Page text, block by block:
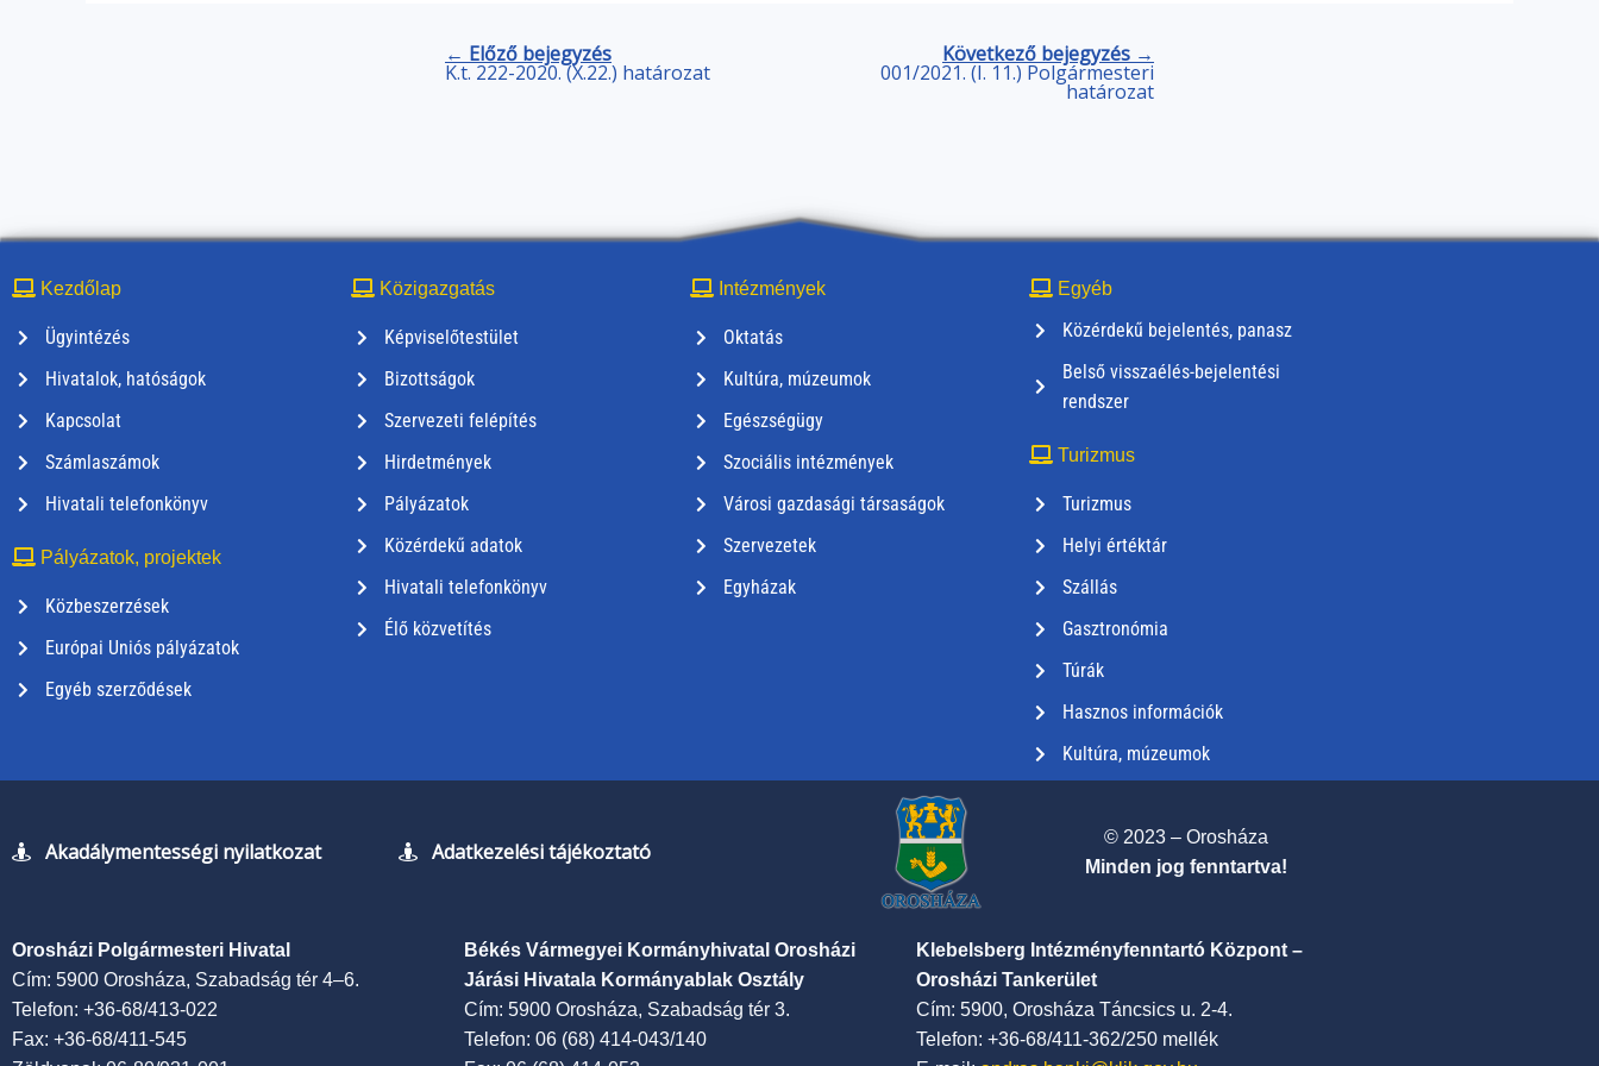
← Előző bejegyzés
K.t. 222-2020. (X.22.) határozat
Következő bejegyzés →
001/2021. (I. 11.) Polgármesteri
határozat
Kezdőlap
Ügyintézés
Hivatalok, hatóságok
Kapcsolat
Számlaszámok
Hivatali telefonkönyv
Pályázatok, projektek
Közbeszerzések
Európai Uniós pályázatok
Egyéb szerződések
Közigazgatás
Képviselőtestület
Bizottságok
Szervezeti felépítés
Hirdetmények
Pályázatok
Közérdekű adatok
Hivatali telefonkönyv
Élő közvetítés
Intézmények
Oktatás
Kultúra, múzeumok
Egészségügy
Szociális intézmények
Városi gazdasági társaságok
Szervezetek
Egyházak
Egyéb
Közérdekű bejelentés, panasz
Belső visszaélés-bejelentési
rendszer
Turizmus
Turizmus
Helyi értéktár
Szállás
Gasztronómia
Túrák
Hasznos információk
Kultúra, múzeumok
Akadálymentességi nyilatkozat Adatkezelési tájékoztató
© 2023 – Orosháza
Minden jog fenntartva!
Orosházi Polgármesteri Hivatal
Cím: 5900 Orosháza, Szabadság tér 4–6.
Telefon: +36-68/413-022
Fax: +36-68/411-545
Békés Vármegyei Kormányhivatal Orosházi
Járási Hivatala Kormányablak Osztály
Cím: 5900 Orosháza, Szabadság tér 3.
Telefon: 06 (68) 414-043/140
Klebelsberg Intézményfenntartó Központ –
Orosházi Tankerület
Cím: 5900, Orosháza Táncsics u. 2-4.
Telefon: +36-68/411-362/250 mellék